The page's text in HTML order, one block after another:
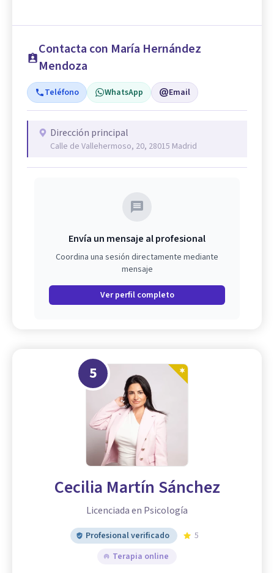
Contacta con María Hernández
Mendoza
Teléfono WhatsApp Email
Dirección principal
Calle de Vallehermoso, 20, 28015 Madrid
Envía un mensaje al profesional
Coordina una sesión directamente mediante
mensaje
Ver perfil completo
5
Cecilia Martín Sánchez
Licenciada en Psicología
Profesional verificado
5
Terapia online